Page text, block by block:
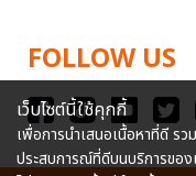
FOLLOW US
เว็บไซต์นี้ใช้คุกกี้
เพื่อการนำเสนอเนื้อหาที่ดี ร
ประสบการณ์ที่ดีบนบริการของ